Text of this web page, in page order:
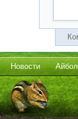
Новости